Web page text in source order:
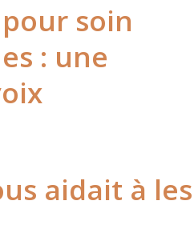
soin
: une
aidait à les